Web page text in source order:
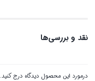
نقد و بررسی‌ها
درمورد این محصول دیدگاه درج کنید.